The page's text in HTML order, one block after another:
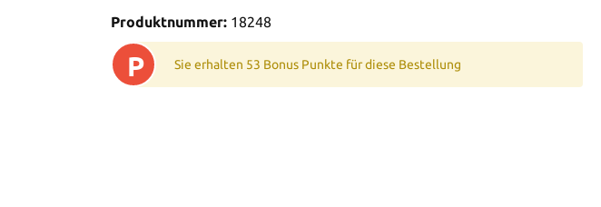
Produktnummer: 18248
P Sie erhalten 53 Bonus Punkte für diese Bestellung